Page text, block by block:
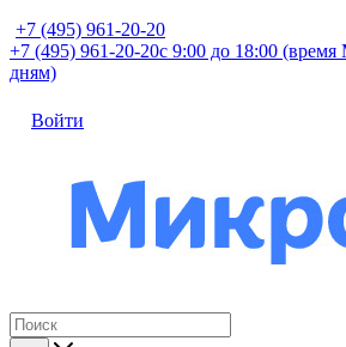
+7 (495) 961-20-20
+7 (495) 961-20-20с 9:00 до 18:00
дням)
Войти